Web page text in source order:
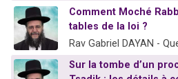
Comment Moché
tables de la loi ?
Rav Gabriel DAYAN -
Sur la tombe d’un